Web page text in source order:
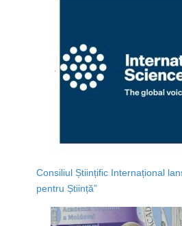
Consiliul Științific Internațional
pentru Știință”